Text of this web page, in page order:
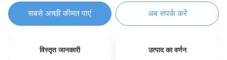
सबसे अच्छी कीमत पाएं अब संपर्क करें
विस्तृत जानकारी उत्पाद का वर्णन